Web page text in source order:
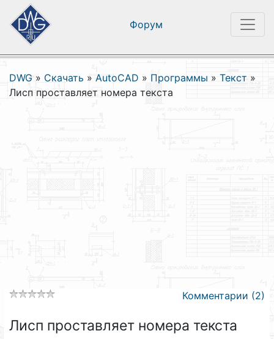
Форум
DWG » Скачать » AutoCAD » Программы » Текст »
Лисп проставляет номера текста
Комментарии (2)
Лисп проставляет номера текста